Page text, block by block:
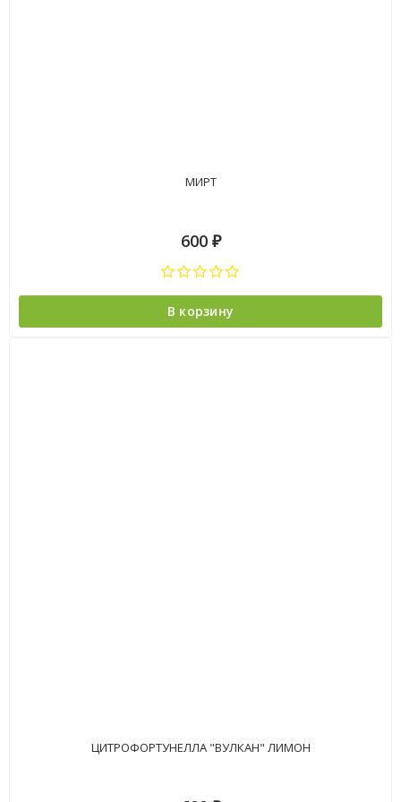
МИРТ
600 ₽
В корзину
ЦИТРОФОРТУНЕЛЛА "ВУЛКАН" ЛИМОН